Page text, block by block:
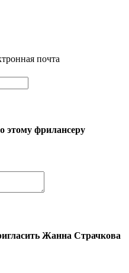
почта
этому фрилансеру
Жанна Страчкова